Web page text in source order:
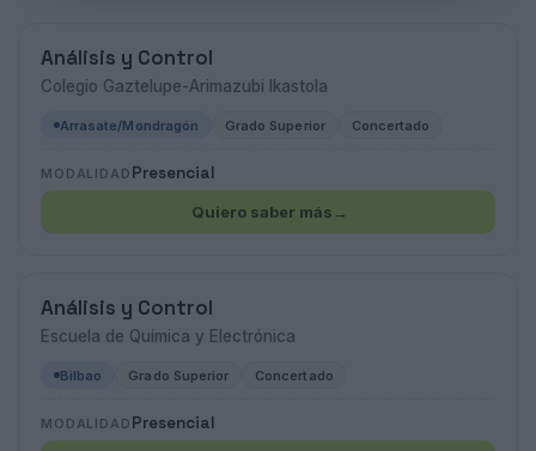
Análisis y Control
Colegio Gaztelupe-Arimazubi Ikastola
Arrasate/Mondragón Grado Superior Concertado
MODALIDAD Presencial
Quiero saber más →
Análisis y Control
Escuela de Química y Electrónica
Bilbao Grado Superior Concertado
MODALIDAD Presencial